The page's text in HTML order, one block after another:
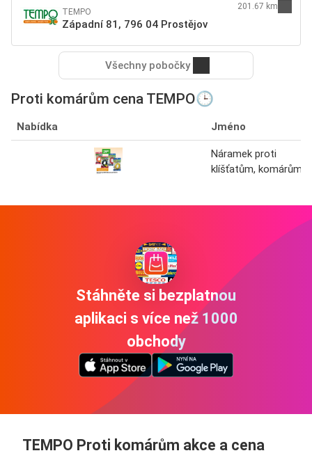
TEMPO
Západní 81, 796 04 Prostějov
201.67 km
Všechny pobočky
Proti komárům cena TEMPO🕒
Nabídka Jméno
Náramek proti
klíšťatům, komárům
Stáhněte si bezplatnou
aplikaci s více než 1000
obchody
TEMPO Proti komárům akce a cena